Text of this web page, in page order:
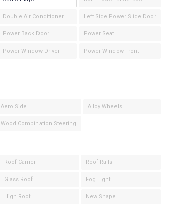
Double Air Conditioner Left Side Power Slide Door
Power Back Door Power Seat
Power Window Driver Power Window Front
Aero Side Alloy Wheels
Wood Combination Steering
Roof Carrier Roof Rails
Glass Roof Fog Light
High Roof New Shape